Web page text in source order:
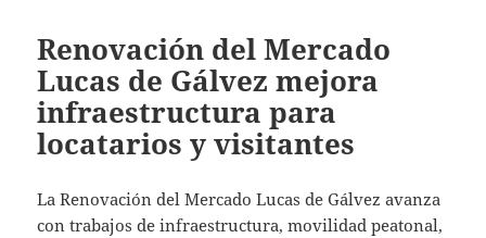
Renovación del Mercado
Lucas de Gálvez mejora
infraestructura para
locatarios y visitantes
La Renovación del Mercado Lucas de Gálvez avanza
con trabajos de infraestructura, movilidad peatonal,